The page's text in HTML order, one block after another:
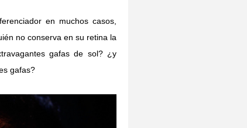
en muchos casos,
no conserva en su retina la
gafas de sol? ¿y
gafas?